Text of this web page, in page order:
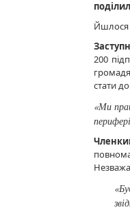
Йшлося
200
стати
«Ми